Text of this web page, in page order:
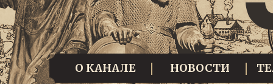
О КАНАЛЕ НОВОСТИ